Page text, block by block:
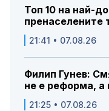
Топ 10 на най-
пренаселените
21:41 • 07.08.26
Филип Гунев:
не е реформа, а
21:25 • 07.08.26